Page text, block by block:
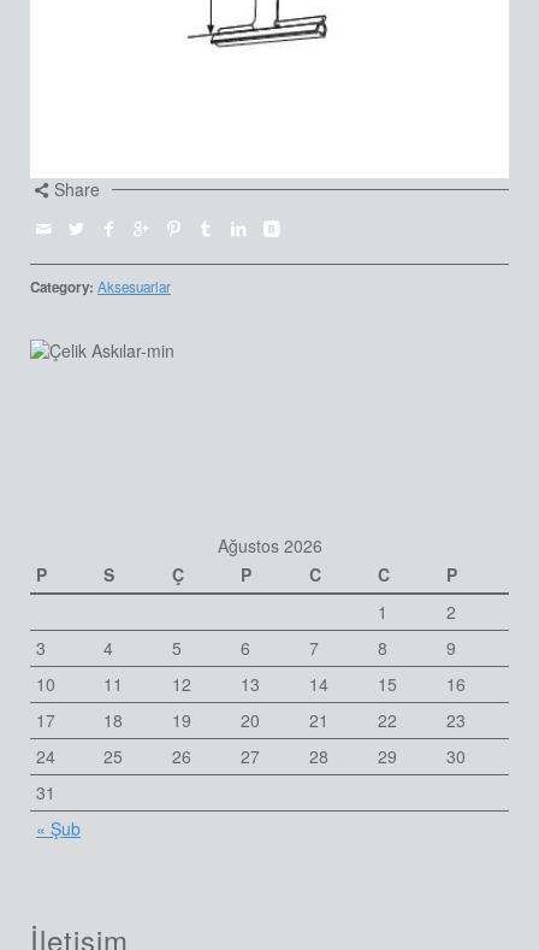
Share
Category: Aksesuarlar
Ağustos 2026
P
S Ç P C C P
« Şub
1
2
3
4 5 6 7 8
9
10
11 12 13 14 15
16
17
18 19 20 21 22
23
24
25 26 27 28 29
30
31
İletişim